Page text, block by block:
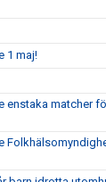
1 maj!
enstaka matcher